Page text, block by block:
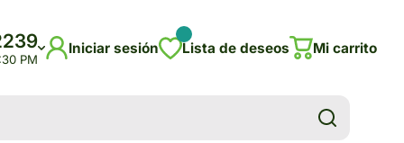
PM
Iniciar sesión Lista de deseos Mi carrito